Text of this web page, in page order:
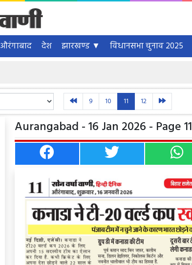
औरंगाबाद देश झारखण्ड ▼ विधानसभा चुनाव 2025
9 10 11 12
Aurangabad - 16 Jan 2026 - Page 11